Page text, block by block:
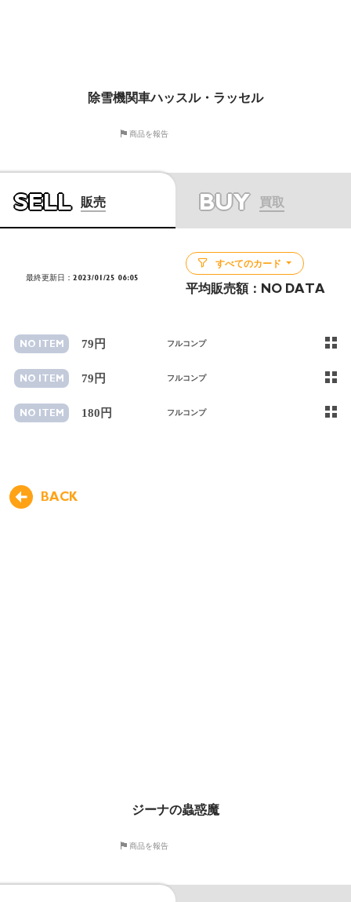
除雪機関車ハッスル・ラッセル
商品を報告
SELL 販売 BUY 買取
最終更新日：2023/01/25 06:05
すべてのカード
平均販売額： NO DATA
NO ITEM 79円 フルコンプ
NO ITEM 79円 フルコンプ
NO ITEM 180円 フルコンプ
BACK
ジーナの蟲惑魔
商品を報告